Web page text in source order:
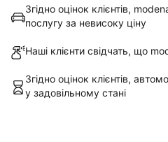
Згідно оцінок клієнтів,
послугу за невисоку ціну
Наші клієнти свідчать, що
Згідно оцінок клієнтів,
у задовільному стані